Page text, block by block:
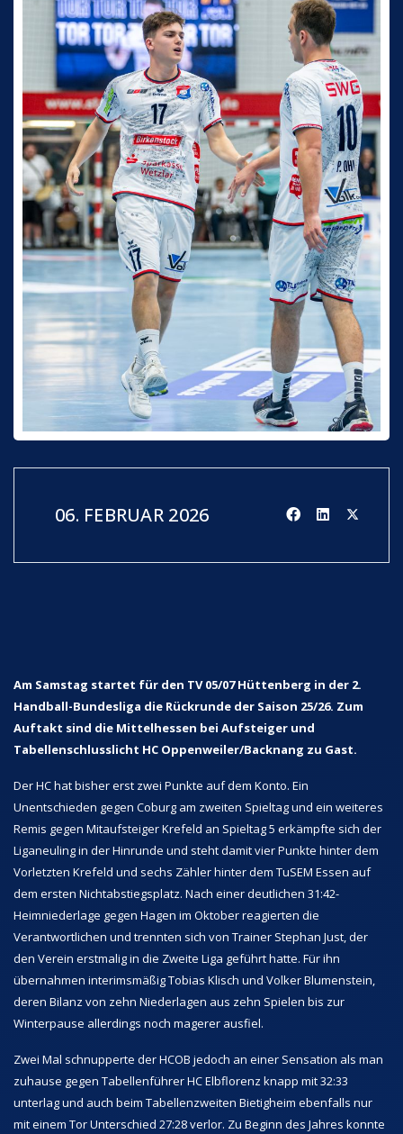
06. FEBRUAR 2026
Am Samstag startet für den TV 05/07 Hüttenberg in der 2.
Handball-Bundesliga die Rückrunde der Saison 25/26. Zum
Auftakt sind die Mittelhessen bei Aufsteiger und
Tabellenschlusslicht HC Oppenweiler/Backnang zu Gast.
Der HC hat bisher erst zwei Punkte auf dem Konto. Ein
Unentschieden gegen Coburg am zweiten Spieltag und ein weiteres
Remis gegen Mitaufsteiger Krefeld an Spieltag 5 erkämpfte sich der
Liganeuling in der Hinrunde und steht damit vier Punkte hinter dem
Vorletzten Krefeld und sechs Zähler hinter dem TuSEM Essen auf
dem ersten Nichtabstiegsplatz. Nach einer deutlichen 31:42-
Heimniederlage gegen Hagen im Oktober reagierten die
Verantwortlichen und trennten sich von Trainer Stephan Just, der
den Verein erstmalig in die Zweite Liga geführt hatte. Für ihn
übernahmen interimsmäßig Tobias Klisch und Volker Blumenstein,
deren Bilanz von zehn Niederlagen aus zehn Spielen bis zur
Winterpause allerdings noch magerer ausfiel.
Zwei Mal schnupperte der HCOB jedoch an einer Sensation als man
zuhause gegen Tabellenführer HC Elbflorenz knapp mit 32:33
unterlag und auch beim Tabellenzweiten Bietigheim ebenfalls nur
mit einem Tor Unterschied 27:28 verlor. Zu Beginn des Jahres konnte